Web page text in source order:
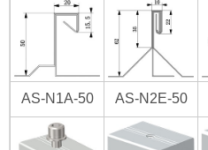
AS-N1A-50 AS-N2E-50